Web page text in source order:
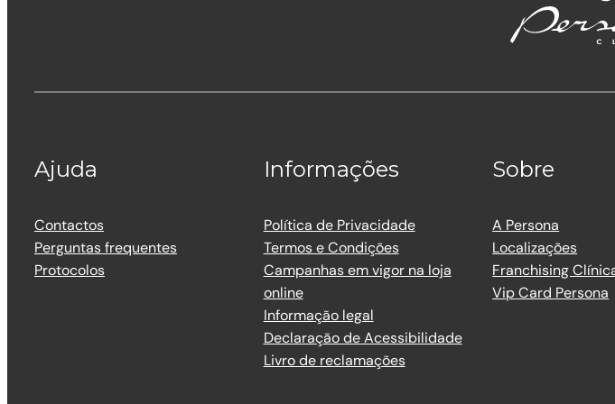
Ajuda
Contactos
Perguntas frequentes
Protocolos
Informações
Política de Privacidade
Termos e Condições
Campanhas em vigor na loja
online
Informação legal
Declaração de Acessibilidade
Livro de reclamações
Sobre
A Persona
Localizações
Franchising
Vip Card Persona